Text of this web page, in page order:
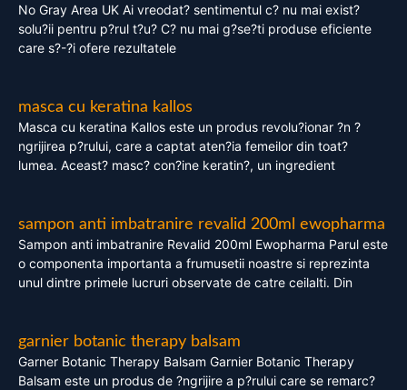
No Gray Area UK Ai vreodat? sentimentul c? nu mai exist?
solu?ii pentru p?rul t?u? C? nu mai g?se?ti produse eficiente
care s?-?i ofere rezultatele
masca cu keratina kallos
Masca cu keratina Kallos este un produs revolu?ionar ?n ?
ngrijirea p?rului, care a captat aten?ia femeilor din toat?
lumea. Aceast? masc? con?ine keratin?, un ingredient
sampon anti imbatranire revalid 200ml ewopharma
Sampon anti imbatranire Revalid 200ml Ewopharma Parul este
o componenta importanta a frumusetii noastre si reprezinta
unul dintre primele lucruri observate de catre ceilalti. Din
garnier botanic therapy balsam
Garner Botanic Therapy Balsam Garnier Botanic Therapy
Balsam este un produs de ?ngrijire a p?rului care se remarc?